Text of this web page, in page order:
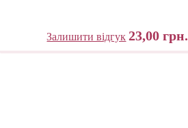
Залишити відгук 23,00грн.